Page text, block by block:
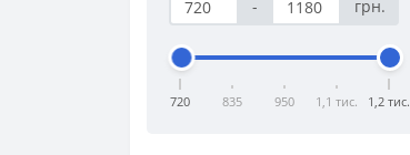
-
грн.
720 835 950 1,1 тис. 1,2 тис.